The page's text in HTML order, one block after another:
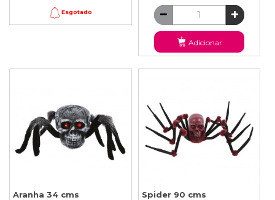
Esgotado
Adicionar
Aranha 34 cms Spider 90 cms